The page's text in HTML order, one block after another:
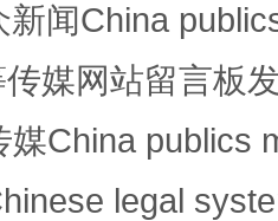
新闻China
媒网站留言板
媒China publics
legal